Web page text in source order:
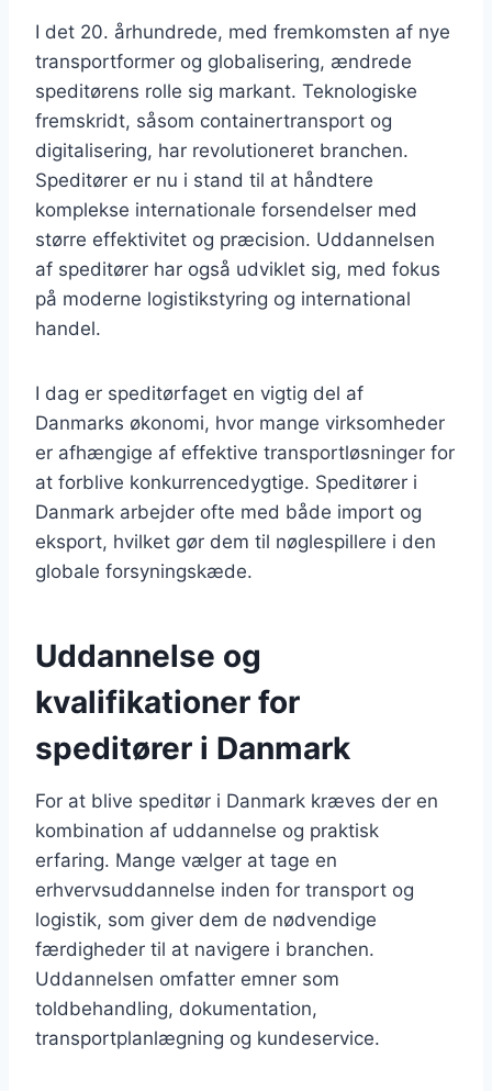
I det 20. århundrede, med fremkomsten af nye
transportformer og globalisering, ændrede
speditørens rolle sig markant. Teknologiske
fremskridt, såsom containertransport og
digitalisering, har revolutioneret branchen.
Speditører er nu i stand til at håndtere
komplekse internationale forsendelser med
større effektivitet og præcision. Uddannelsen
af speditører har også udviklet sig, med fokus
på moderne logistikstyring og international
handel.
I dag er speditørfaget en vigtig del af
Danmarks økonomi, hvor mange virksomheder
er afhængige af effektive transportløsninger for
at forblive konkurrencedygtige. Speditører i
Danmark arbejder ofte med både import og
eksport, hvilket gør dem til nøglespillere i den
globale forsyningskæde.
Uddannelse og
kvalifikationer for
speditører i Danmark
For at blive speditør i Danmark kræves der en
kombination af uddannelse og praktisk
erfaring. Mange vælger at tage en
erhvervsuddannelse inden for transport og
logistik, som giver dem de nødvendige
færdigheder til at navigere i branchen.
Uddannelsen omfatter emner som
toldbehandling, dokumentation,
transportplanlægning og kundeservice.